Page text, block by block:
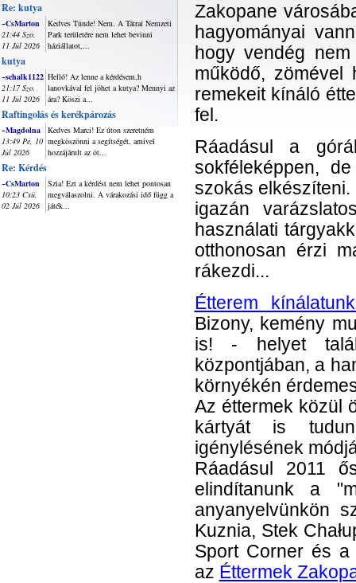
Re: kutya
~CsMarton
21:44 Szo,
11 Júl 2026
Kedves Tünde! Nem. A Tátrai Nemzeti
Park területére nem lehet bevinni
háziállatot,...
kutya
~schalk1122
21:17 Szo,
11 Júl 2026
Helló! Az lenne a kérdésem,h
lanovkával fel jöhet a kutya? Mennyi az
ára? Köszi a...
Raftingolás és kerékpározás
~Magdolna
13:49 Pé, 10
Júl 2026
Kedves Marci! Ez úton szeretném
megköszönni a segítségét, amivel
hozzájárult az öt...
Re: Kérdés
~CsMarton
10:23 Csü,
02 Júl 2026
Szia! Ezt a kérdést nem lehet pontosan
megválaszolni. A várakozási idő függ a
játék...
Zakopane
hagyományai
hogy vendég
működő, zömével
remekeit kínáló
fel.
Ráadásul a
sokféleképpen,
szokás
igazán
használati
otthonosan érzi
rákezdi...
Étterem
Bizony, kemény
is! - helyet
központjában, a
környékén
Az éttermek közül
kártyát is
igénylésének
Ráadásul 2011
elindítanunk a
anyanyelvünkön
Kuznia, Stek
Sport Corner és a
az Éttermek